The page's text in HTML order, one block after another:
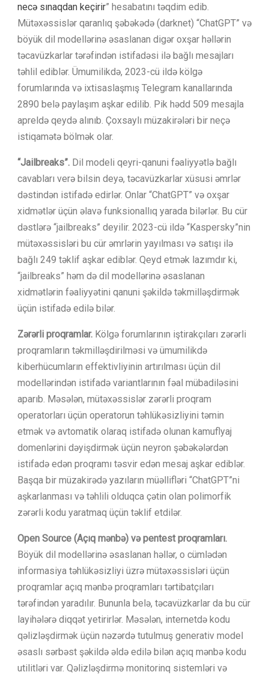
necə sınaqdan keçirir” hesabatını təqdim edib.
Mütəxəssislər qaranlıq şəbəkədə (darknet) “ChatGPT” və
böyük dil modellərinə əsaslanan digər oxşar həllərin
təcavüzkarlar tərəfindən istifadəsi ilə bağlı mesajları
təhlil ediblər. Ümumilikdə, 2023-cü ildə kölgə
forumlarında və ixtisaslaşmış Telegram kanallarında
2890 belə paylaşım aşkar edilib. Pik hədd 509 mesajla
apreldə qeydə alınıb. Çoxsaylı müzakirələri bir neçə
istiqamətə bölmək olar.
“Jailbreaks”. Dil modeli qeyri-qanuni fəaliyyətlə bağlı
cavabları verə bilsin deyə, təcavüzkarlar xüsusi əmrlər
dəstindən istifadə edirlər. Onlar “ChatGPT” və oxşar
xidmətlər üçün əlavə funksionallıq yarada bilərlər. Bu cür
dəstlərə “jailbreaks” deyilir. 2023-cü ildə “Kaspersky”nin
mütəxəssisləri bu cür əmrlərin yayılması və satışı ilə
bağlı 249 təklif aşkar ediblər. Qeyd etmək lazımdır ki,
“jailbreaks” həm də dil modellərinə əsaslanan
xidmətlərin fəaliyyətini qanuni şəkildə təkmilləşdirmək
üçün istifadə edilə bilər.
Zərərli proqramlar. Kölgə forumlarının iştirakçıları zərərli
proqramların təkmilləşdirilməsi və ümumilikdə
kiberhücumların effektivliyinin artırılması üçün dil
modellərindən istifadə variantlarının fəal mübadiləsini
aparıb. Məsələn, mütəxəssislər zərərli proqram
operatorları üçün operatorun təhlükəsizliyini təmin
etmək və avtomatik olaraq istifadə olunan kamuflyaj
domenlərini dəyişdirmək üçün neyron şəbəkələrdən
istifadə edən proqramı təsvir edən mesaj aşkar ediblər.
Başqa bir müzakirədə yazıların müəllifləri “ChatGPT”ni
aşkarlanması və təhlili olduqca çətin olan polimorfik
zərərli kodu yaratmaq üçün təklif etdilər.
Open Source (Açıq mənbə) və pentest proqramları.
Böyük dil modellərinə əsaslanan həllər, o cümlədən
informasiya təhlükəsizliyi üzrə mütəxəssisləri üçün
proqramlar açıq mənbə proqramları tərtibatçıları
tərəfindən yaradılır. Bununla belə, təcavüzkarlar da bu cür
layihələrə diqqət yetirirlər. Məsələn, internetdə kodu
qəlizləşdirmək üçün nəzərdə tutulmuş generativ model
əsaslı sərbəst şəkildə əldə edilə bilən açıq mənbə kodu
utilitləri var. Qəlizləşdirmə monitorinq sistemləri və